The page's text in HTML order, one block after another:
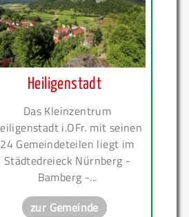
Heiligenstadt
Das Kleinzentrum
i.OFr. mit seinen
24 Gemeindeteilen liegt im
Städtedreieck Nürnberg -
Bamberg -...
zur Gemeinde